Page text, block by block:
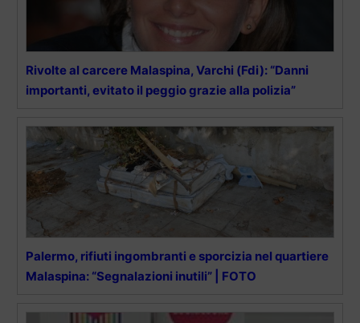
Rivolte al carcere Malaspina, Varchi (Fdi): “Danni
importanti, evitato il peggio grazie alla polizia”
Palermo, rifiuti ingombranti e sporcizia nel quartiere
Malaspina: “Segnalazioni inutili” | FOTO